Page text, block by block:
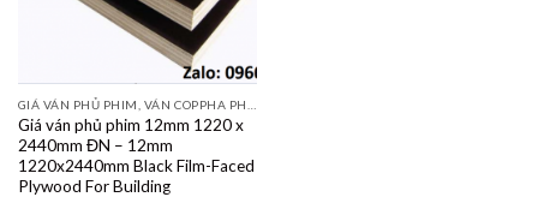
Giá ván phủ phim 12mm 1220 x
2440mm ĐN – 12mm
1220x2440mm Black Film-Faced
Plywood For Building